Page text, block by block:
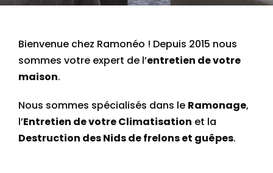
Bienvenue chez Ramonéo ! Depuis 2015 nous
sommes votre expert de l’entretien de votre
maison.
Nous sommes spécialisés dans le Ramonage,
l’Entretien de votre Climatisation et la
Destruction des Nids de frelons et guêpes.